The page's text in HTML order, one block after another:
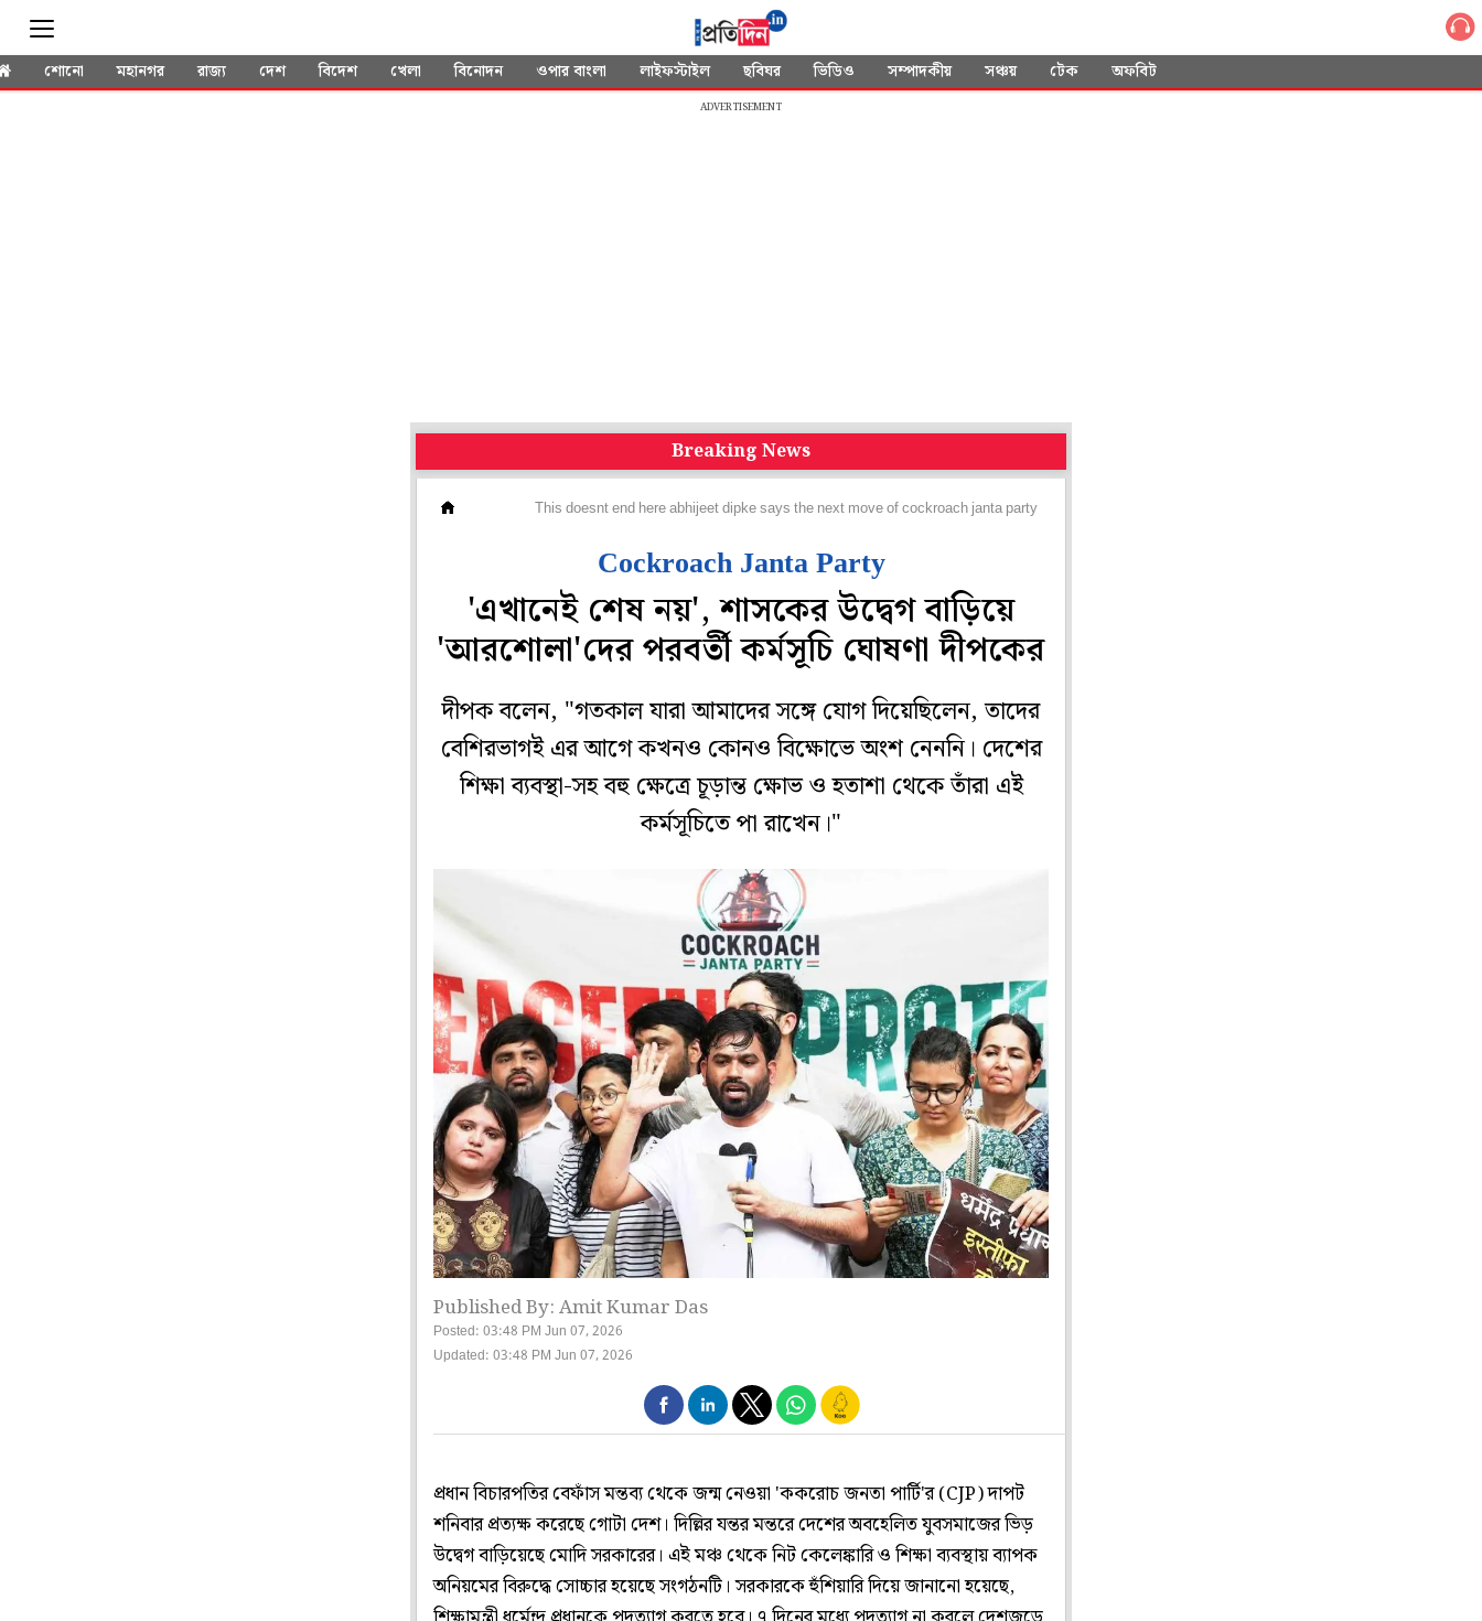
শোনো মহানগর রাজ্য দেশ বিদেশ খেলা বিনোদন ওপার বাংলা লাইফস্টাইল ছবিঘর ভিডিও সম্পাদকীয় সঞ্চয় টেক অফবিট
ADVERTISEMENT
Breaking News
This doesnt end here abhijeet dipke says the next move of cockroach janta party
Cockroach Janta Party
'এখানেই শেষ নয়', শাসকের উদ্বেগ বাড়িয়ে
'আরশোলা'দের পরবর্তী কর্মসূচি ঘোষণা দীপকের
দীপক বলেন, "গতকাল যারা আমাদের সঙ্গে যোগ দিয়েছিলেন, তাদের
বেশিরভাগই এর আগে কখনও কোনও বিক্ষোভে অংশ নেননি। দেশের
শিক্ষা ব্যবস্থা-সহ বহু ক্ষেত্রে চূড়ান্ত ক্ষোভ ও হতাশা থেকে তাঁরা এই
কর্মসূচিতে পা রাখেন।"
Published By: Amit Kumar Das
Posted: 03:48 PM Jun 07, 2026
Updated: 03:48 PM Jun 07, 2026
প্রধান বিচারপতির বেফাঁস মন্তব্য থেকে জন্ম নেওয়া 'ককরোচ জনতা পার্টি'র (CJP) দাপট
শনিবার প্রত্যক্ষ করেছে গোটা দেশ। দিল্লির যন্তর মন্তরে দেশের অবহেলিত যুবসমাজের ভিড়
উদ্বেগ বাড়িয়েছে মোদি সরকারের। এই মঞ্চ থেকে নিট কেলেঙ্কারি ও শিক্ষা ব্যবস্থায় ব্যাপক
অনিয়মের বিরুদ্ধে সোচ্চার হয়েছে সংগঠনটি। সরকারকে হুঁশিয়ারি দিয়ে জানানো হয়েছে,